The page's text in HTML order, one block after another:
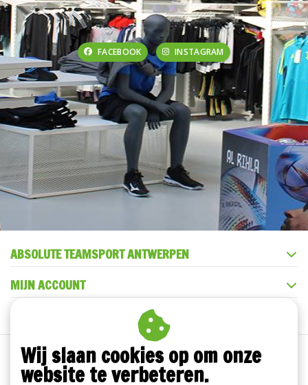
FACEBOOK INSTAGRAM
ABSOLUTE TEAMSPORT ANTWERPEN
MIJN ACCOUNT
Wij slaan cookies op om onze
website te verbeteren.